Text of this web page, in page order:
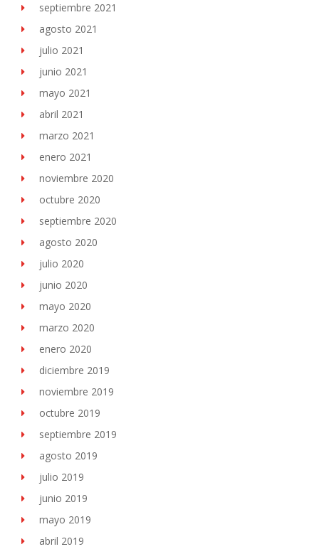
septiembre 2021
agosto 2021
julio 2021
junio 2021
mayo 2021
abril 2021
marzo 2021
enero 2021
noviembre 2020
octubre 2020
septiembre 2020
agosto 2020
julio 2020
junio 2020
mayo 2020
marzo 2020
enero 2020
diciembre 2019
noviembre 2019
octubre 2019
septiembre 2019
agosto 2019
julio 2019
junio 2019
mayo 2019
abril 2019